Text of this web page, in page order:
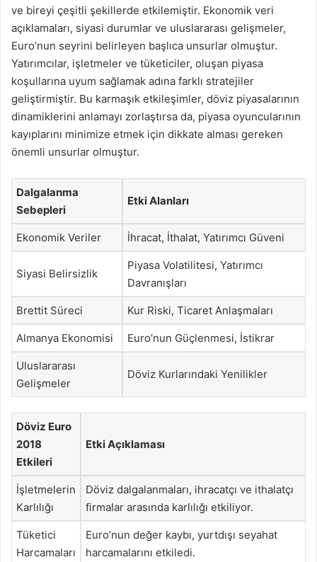
ve bireyi çeşitli şekillerde etkilemiştir. Ekonomik veri
açıklamaları, siyasi durumlar ve uluslararası gelişmeler,
Euro’nun seyrini belirleyen başlıca unsurlar olmuştur.
Yatırımcılar, işletmeler ve tüketiciler, oluşan piyasa
koşullarına uyum sağlamak adına farklı stratejiler
geliştirmiştir. Bu karmaşık etkileşimler, döviz piyasalarının
dinamiklerini anlamayı zorlaştırsa da, piyasa oyuncularının
kayıplarını minimize etmek için dikkate alması gereken
önemli unsurlar olmuştur.
Dalgalanma
Sebepleri
Etki Alanları
Ekonomik Veriler İhracat, İthalat, Yatırımcı Güveni
Siyasi Belirsizlik
Piyasa Volatilitesi, Yatırımcı
Davranışları
Brettit Süreci Kur Riski, Ticaret Anlaşmaları
Almanya Ekonomisi Euro’nun Güçlenmesi, İstikrar
Uluslararası
Gelişmeler
Döviz Kurlarındaki Yenilikler
Döviz Euro
2018
Etkileri
Etki Açıklaması
İşletmelerin
Karlılığı
Döviz dalgalanmaları, ihracatçı ve ithalatçı
firmalar arasında karlılığı etkiliyor.
Tüketici
Harcamaları
Euro’nun değer kaybı, yurtdışı seyahat
harcamalarını etkiledi.